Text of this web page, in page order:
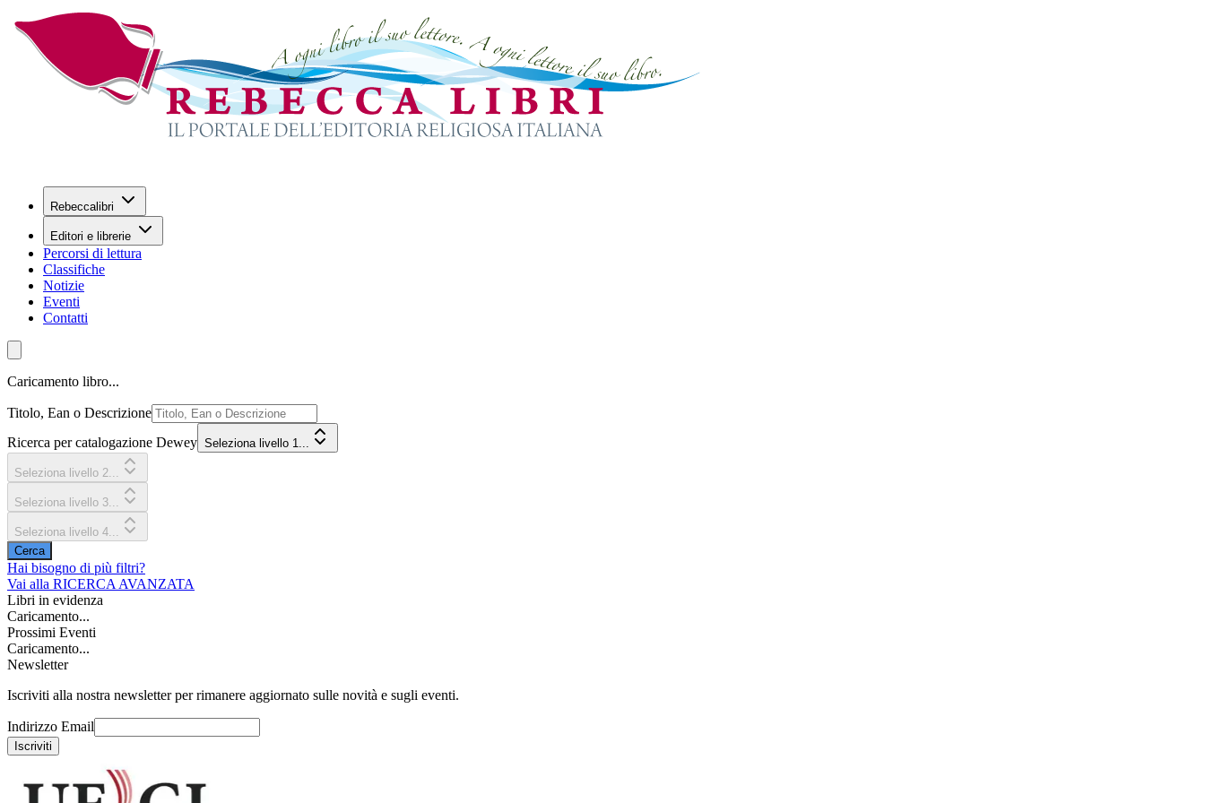
Rebeccalibri
Editori e librerie
Percorsi di lettura
Classifiche
Notizie
Eventi
Contatti
Caricamento libro...
Titolo, Ean o Descrizione
Ricerca per catalogazione Dewey Seleziona livello 1...
Seleziona livello 2...
Seleziona livello 3...
Seleziona livello 4...
Cerca
Hai bisogno di più filtri?
Vai alla RICERCA AVANZATA
Libri in evidenza
Caricamento...
Prossimi Eventi
Caricamento...
Newsletter
Iscriviti alla nostra newsletter per rimanere aggiornato sulle novità e sugli eventi.
Indirizzo Email
Iscriviti